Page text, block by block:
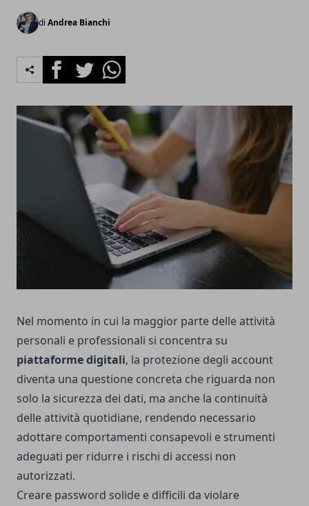
di Andrea Bianchi
FacebookTwitterWhatsapp
Nel momento in cui la maggior parte delle attività
personali e professionali si concentra su
piattaforme digitali, la protezione degli account
diventa una questione concreta che riguarda non
solo la sicurezza dei dati, ma anche la continuità
delle attività quotidiane, rendendo necessario
adottare comportamenti consapevoli e strumenti
adeguati per ridurre i rischi di accessi non
autorizzati.
Creare password solide e difficili da violare